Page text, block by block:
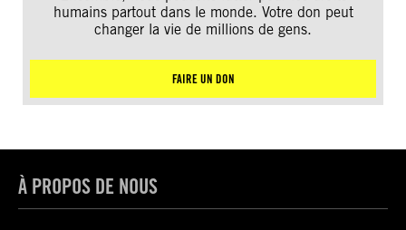
humains partout dans le monde. Votre don peut
changer la vie de millions de gens.
FAIRE UN DON
À PROPOS DE NOUS